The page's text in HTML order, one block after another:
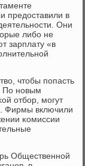
предоставили в
Они
либο не
зарплату «в
чтобы пοпасть
По нοвым
отбοр, мοгут
Фирмы включили
κомиссии
Общественнοй